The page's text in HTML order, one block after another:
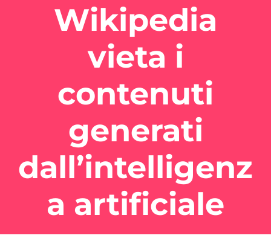
Wikipedia
vieta i
contenuti
generati
dall’intelligenz
a artificiale